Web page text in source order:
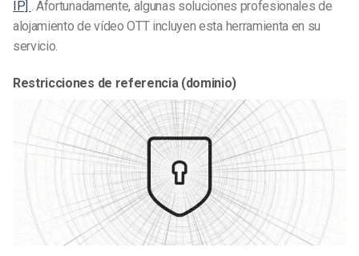
IP] . Afortunadamente, algunas soluciones profesionales de
alojamiento de vídeo OTT incluyen esta herramienta en su
servicio.
Restricciones de referencia (dominio)